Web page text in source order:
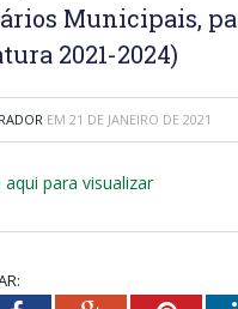
Municipais,
2021-2024)
EM 21 DE JANEIRO DE 2021
aqui para visualizar